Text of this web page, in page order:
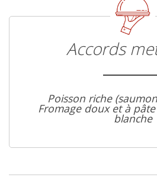
Accords
Poisson riche
Fromage doux et à
blanche